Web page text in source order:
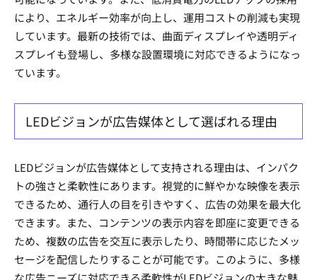
により、エネルギー効率が向上し、運用コストの削減も実現
しています。最新の技術では、曲面ディスプレイや透明ディ
スプレイも登場し、多様な設置環境に対応できるようになっ
ています。
LEDビジョンが広告媒体として選ばれる理由
LEDビジョンが広告媒体として支持される理由は、インパク
トの強さと柔軟性にあります。視覚的に鮮やかな映像を表示
できるため、通行人の目を引きやすく、広告の効果を最大化
できます。また、コンテンツの表示内容を即座に変更できる
ため、複数の広告を交互に表示したり、時間帯に応じたメッ
セージを配信したりすることが可能です。このように、多様